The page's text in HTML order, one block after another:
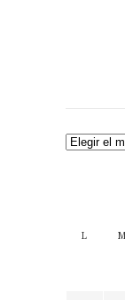
Archivos
L M